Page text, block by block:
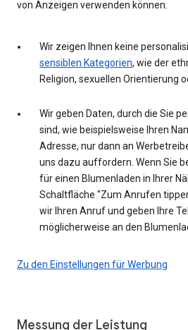
von Anzeigen verwenden können.
Wir zeigen Ihnen keine
sensiblen Kategorien, wie der
Religion, sexuellen Orientierung
Wir geben Daten, durch die Sie
sind, wie beispielsweise Ihren
Adresse, nur dann an
uns dazu auffordern. Wenn Sie
für einen Blumenladen in Ihrer
Schaltfläche "Zum Anrufen
wir Ihren Anruf und geben Ihre
möglicherweise an den
Zu den Einstellungen für Werbung
Messung der Leistung